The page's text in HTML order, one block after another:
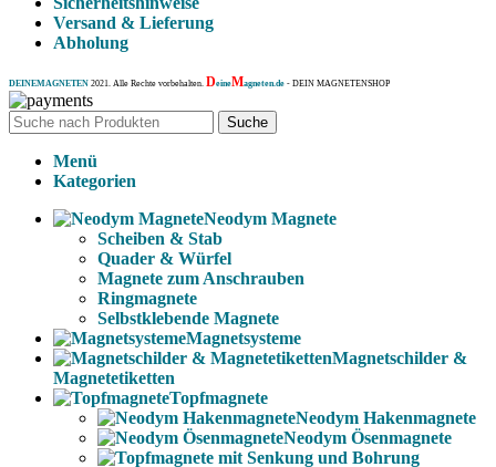
Versand & Lieferung
Abholung
DEINEMAGNETEN 2021. Alle Rechte vorbehalten. DeineMagneten.de - DEIN MAGNETENSHOP
Suche
Menü
Kategorien
Neodym Magnete
Scheiben & Stab
Quader & Würfel
Magnete zum Anschrauben
Ringmagnete
Selbstklebende Magnete
Magnetsysteme
Magnetschilder &
Magnetetiketten
Topfmagnete
Neodym Hakenmagnete
Neodym Ösenmagnete